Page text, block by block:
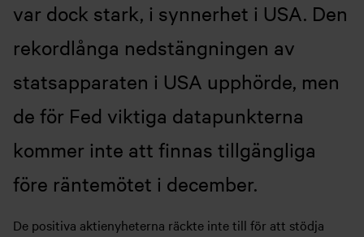
var dock stark, i synnerhet i USA. Den
rekordlånga nedstängningen av
statsapparaten i USA upphörde, men
de för Fed viktiga datapunkterna
kommer inte att finnas tillgängliga
före räntemötet i december.
De positiva aktienyheterna räckte inte till för att stödja